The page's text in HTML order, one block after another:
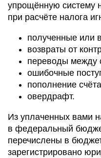
упрощённую систему
при расчёте налога
полученные или
возвраты от
переводы между
ошибочные
пополнение
овердрафт.
Из уплаченных вами
в федеральный
перечислены в
зарегистрировано